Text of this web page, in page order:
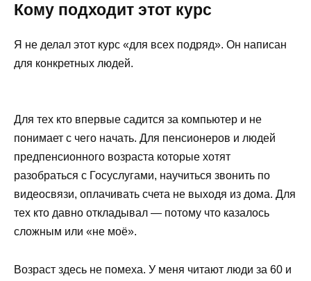
Кому подходит этот курс
Я не делал этот курс «для всех подряд». Он написан
для конкретных людей.
Для тех кто впервые садится за компьютер и не
понимает с чего начать. Для пенсионеров и людей
предпенсионного возраста которые хотят
разобраться с Госуслугами, научиться звонить по
видеосвязи, оплачивать счета не выходя из дома. Для
тех кто давно откладывал — потому что казалось
сложным или «не моё».
Возраст здесь не помеха. У меня читают люди за 60 и